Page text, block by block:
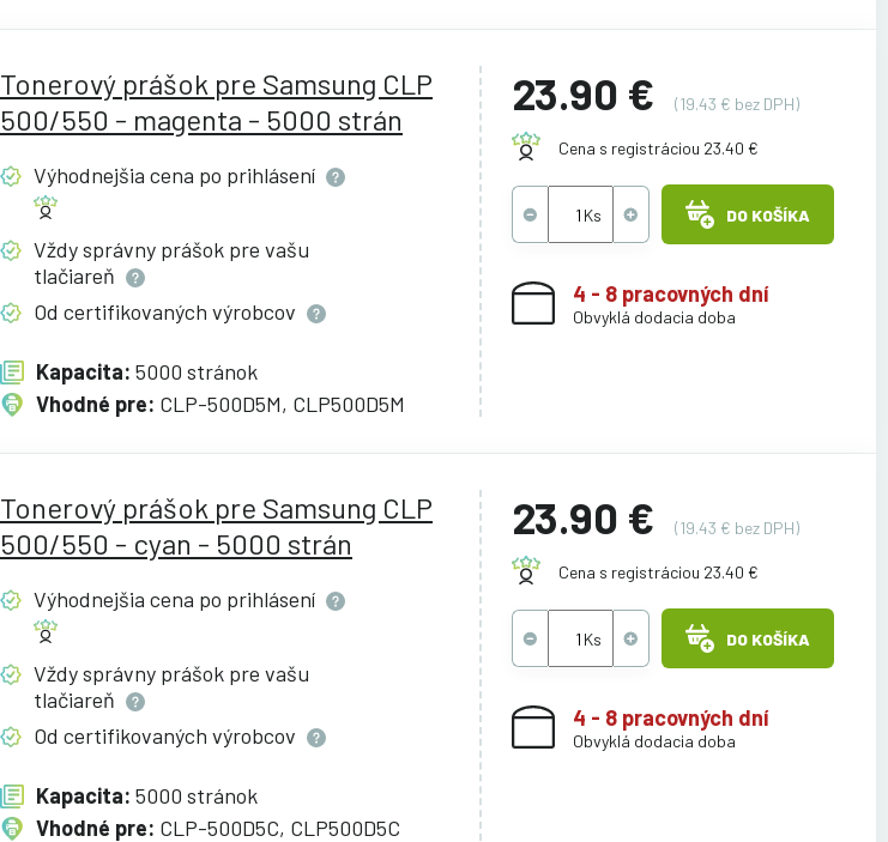
Tonerový prášok pre Samsung CLP
500/550 - magenta - 5000 strán
Výhodnejšia cena po prihlásení
Vždy správny prášok pre vašu
tlačiareň
Od certifikovaných výrobcov
Kapacita: 5000 stránok
Vhodné pre: CLP-500D5M, CLP500D5M
23.90 € (19.43 € bez DPH)
Cena s registráciou 23.40 €
DO KOŠÍKA
4 - 8 pracovných dní
Obvyklá dodacia doba
Tonerový prášok pre Samsung CLP
500/550 - cyan - 5000 strán
Výhodnejšia cena po prihlásení
Vždy správny prášok pre vašu
tlačiareň
Od certifikovaných výrobcov
Kapacita: 5000 stránok
Vhodné pre: CLP-500D5C, CLP500D5C
23.90 € (19.43 € bez DPH)
Cena s registráciou 23.40 €
DO KOŠÍKA
4 - 8 pracovných dní
Obvyklá dodacia doba